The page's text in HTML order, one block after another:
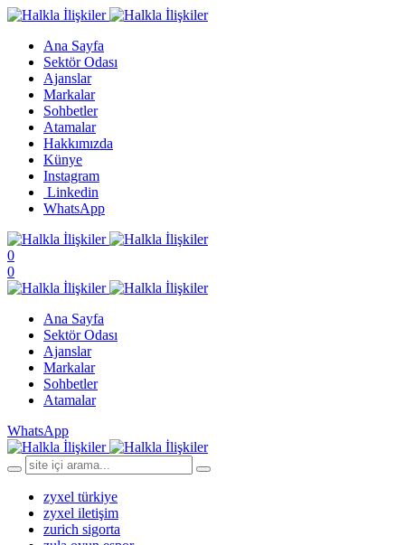
Ana Sayfa
Sektör Odası
Ajanslar
Markalar
Sohbetler
Atamalar
Hakkımızda
Künye
Instagram
Linkedin
WhatsApp
0
0
Ana Sayfa
Sektör Odası
Ajanslar
Markalar
Sohbetler
Atamalar
WhatsApp
zyxel türkiye
zyxel iletişim
zurich sigorta